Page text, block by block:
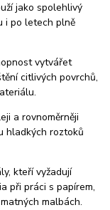
jako spolehlivý
i po letech plně
vytvářet
citlivých povrchů,
a rovnoměrněji
hladkých roztoků
kteří vyžadují
při práci s papírem,
malbách.